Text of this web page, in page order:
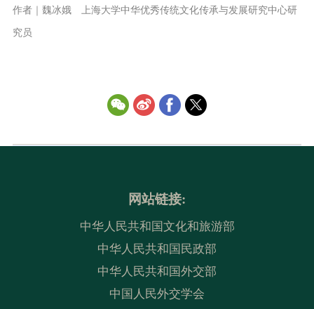
作者｜魏冰娥 上海大学中华优秀传统文化传承与发展研究中心研
究员
网站链接:
中华人民共和国文化和旅游部
中华人民共和国民政部
中华人民共和国外交部
中国人民外交学会